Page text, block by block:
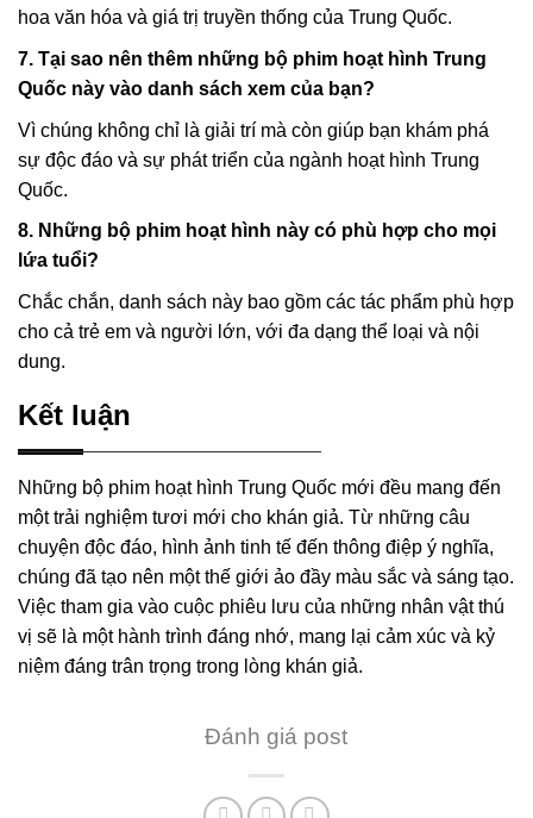
hoa văn hóa và giá trị truyền thống của Trung Quốc.
7. Tại sao nên thêm những bộ phim hoạt hình Trung
Quốc này vào danh sách xem của bạn?
Vì chúng không chỉ là giải trí mà còn giúp bạn khám phá
sự độc đáo và sự phát triển của ngành hoạt hình Trung
Quốc.
8. Những bộ phim hoạt hình này có phù hợp cho mọi
lứa tuổi?
Chắc chắn, danh sách này bao gồm các tác phẩm phù hợp
cho cả trẻ em và người lớn, với đa dạng thể loại và nội
dung.
Kết luận
Những bộ phim hoạt hình Trung Quốc mới đều mang đến
một trải nghiệm tươi mới cho khán giả. Từ những câu
chuyện độc đáo, hình ảnh tinh tế đến thông điệp ý nghĩa,
chúng đã tạo nên một thế giới ảo đầy màu sắc và sáng tạo.
Việc tham gia vào cuộc phiêu lưu của những nhân vật thú
vị sẽ là một hành trình đáng nhớ, mang lại cảm xúc và kỷ
niệm đáng trân trọng trong lòng khán giả.
Đánh giá post